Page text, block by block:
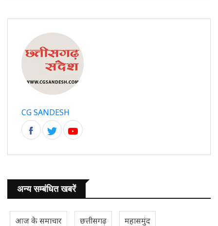
CG SANDESH
अन्य सम्बंधित खबरें
आज के समाचार छत्तीसगढ़ महासमुंद